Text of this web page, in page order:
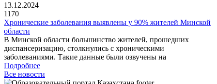
13.12.2024
1170
Хронические заболевания выявлены у 90% жителей Минской
области
В Минской области большинство жителей, прошедших
диспансеризацию, столкнулись с хроническими
заболеваниями. Такие данные были озвучены на
Подробнее
Все новости